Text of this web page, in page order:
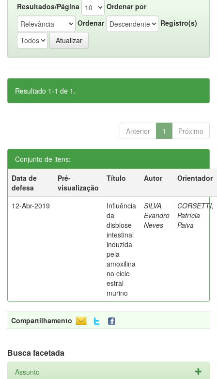
Resultados/Página
Ordenar por
Ordenar
Registro(s)
Resultado 1-1 de 1.
Anterior 1 Próximo
Conjunto de itens:
Data de
defesa
Pré-
visualização
Título Autor Orientador
12-Abr-2019
Influência
da
disbiose
intestinal
induzida
pela
amoxilina
no ciclo
estral
murino
SILVA,
Evandro
Neves
CORSETTI,
Patrícia
Paiva
Compartilhamento
Busca facetada
Assunto